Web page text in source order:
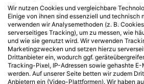
Wir nutzen Cookies und vergleichbare
Einige von ihnen sind essenziell und technisch
verwenden wir Analysemethoden (z. B.
serverseitiges Tracking), um zu messen, wie
und wie sie genutzt wird. Wir verwenden
Marketingzwecken und setzen hierzu
Drittanbieter ein, wodurch ggf.
Tracking-Pixel, IP-Adressen sowie gehashte
werden. Auf unserer Seite betten wir zudem
Anbietern ein (Video-Plattformen). Wir haben